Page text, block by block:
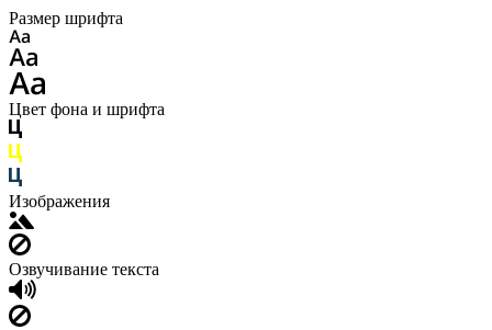
Размер шрифта
Цвет фона и шрифта
Изображения
Озвучивание текста